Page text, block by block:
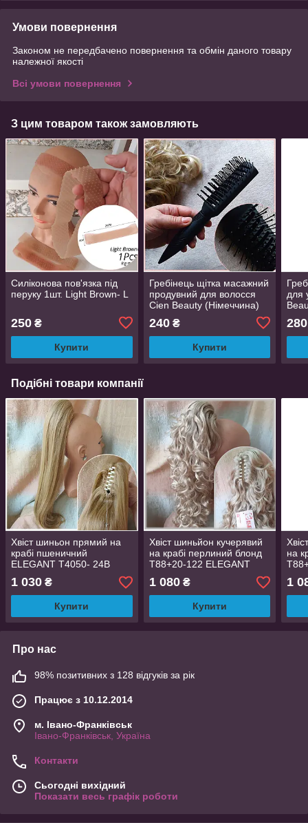
Умови повернення
Законом не передбачено повернення та обмін даного товару
належної якості
Всі умови повернення
З цим товаром також замовляють
Силіконова пов'язка під
перуку 1шт. Light Brown- L
250 ₴
Купити
Гребінець щітка масажний
продувний для волосся
Cien Beauty (Німеччина)
240₴
Купити
для
280
Подібні товари компанії
Хвіст шиньон прямий на
крабі пшеничний
ELEGANT Т4050- 24В
1 030 ₴
Купити
Хвіст шиньйон кучерявий
на крабі перлиний блонд
T88+20-122 ELEGANT
1 080₴
Купити
на
1
Про нас
98% позитивних з 128 відгуків за рік
Працює з 10.12.2014
м. Івано-Франківськ
Івано-Франківськ, Україна
Контакти
Сьогодні вихідний
Показати весь графік роботи